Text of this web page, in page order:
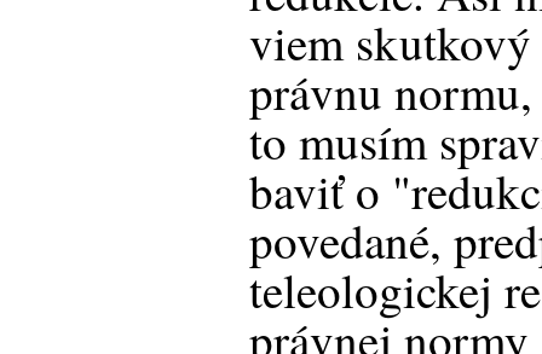
viem
právnu
to musím
baviť o
povedané,
teleologickej
právnej